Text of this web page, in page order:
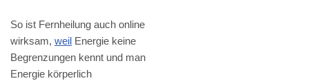
So ist Fernheilung auch online
wirksam, weil Energie keine
Begrenzungen kennt und man
Energie körperlich